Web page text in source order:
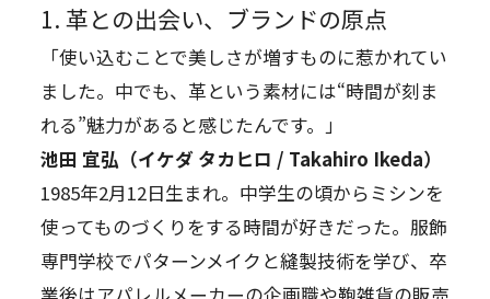
1. 革との出会い、ブランドの原点
「使い込むことで美しさが増すものに惹かれてい
ました。中でも、革という素材には“時間が刻ま
れる”魅力があると感じたんです。」
池田 宜弘（イケダ タカヒロ / Takahiro Ikeda）
1985年2月12日生まれ。中学生の頃からミシンを
使ってものづくりをする時間が好きだった。服飾
専門学校でパターンメイクと縫製技術を学び、卒